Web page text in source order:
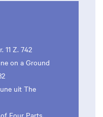
11 Z. 742
on a Ground
uit The
Four Parts,